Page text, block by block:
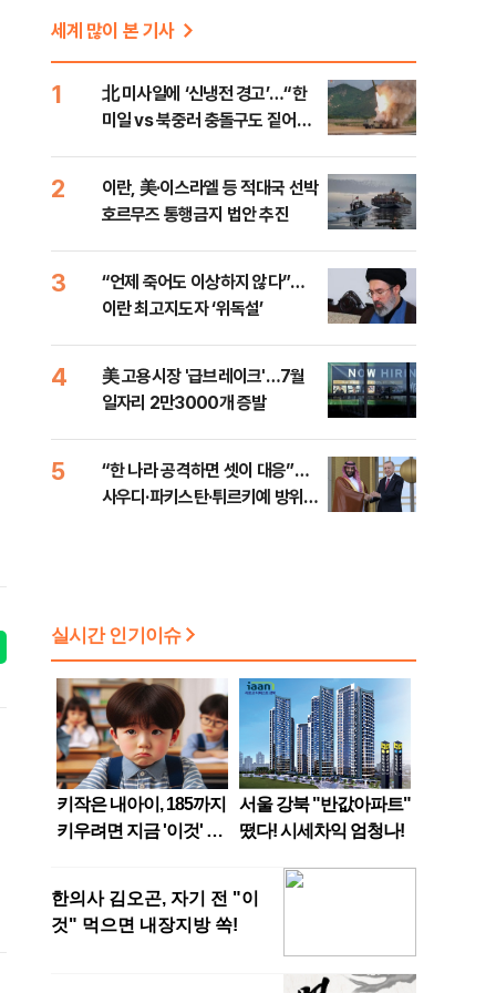
세계 많이 본 기사
1
北 미사일에 ‘신냉전 경고’…“한
미일 vs 북중러 충돌구도 짙어진
2
이란, 美·이스라엘 등 적대국 선박
호르무즈 통행금지 법안 추진
3
“언제 죽어도 이상하지 않다”…
이란 최고지도자 ‘위독설’
4
美 고용시장 '급브레이크'…7월
일자리 2만3000개 증발
5
“한 나라 공격하면 셋이 대응”…
사우디·파키스탄·튀르키예 방위동